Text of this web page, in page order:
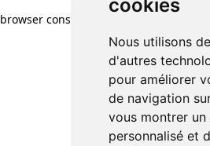
cookies
Nous utilisons
d'autres
pour améliorer
de navigation
vous montrer un
personnalisé et
browser console for more information)